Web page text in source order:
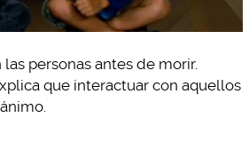
personas antes de morir.
que interactuar con aquellos